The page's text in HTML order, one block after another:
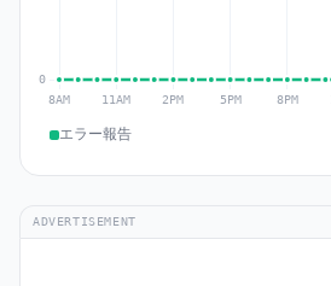
エラー報告
ADVERTISEMENT